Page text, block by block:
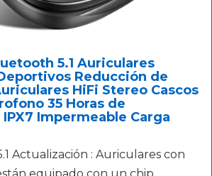
5.1 Auriculares
Reducción de
HiFi Stereo Cascos
35 Horas de
Impermeable Carga
Actualización : Auriculares con